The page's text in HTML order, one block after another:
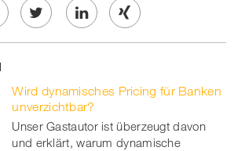
Twe
on
twitt
Share
linkedin
Share
Xing
Wird dynamisches Pricing für Banken
unverzichtbar?
Unser Gastautor ist überzeugt davon
und erklärt, warum dynamische